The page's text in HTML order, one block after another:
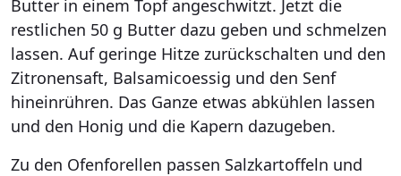
Butter in einem Topf angeschwitzt. Jetzt die
restlichen 50 g Butter dazu geben und schmelzen
lassen. Auf geringe Hitze zurückschalten und den
Zitronensaft, Balsamicoessig und den Senf
hineinrühren. Das Ganze etwas abkühlen lassen
und den Honig und die Kapern dazugeben.
Zu den Ofenforellen passen Salzkartoffeln und